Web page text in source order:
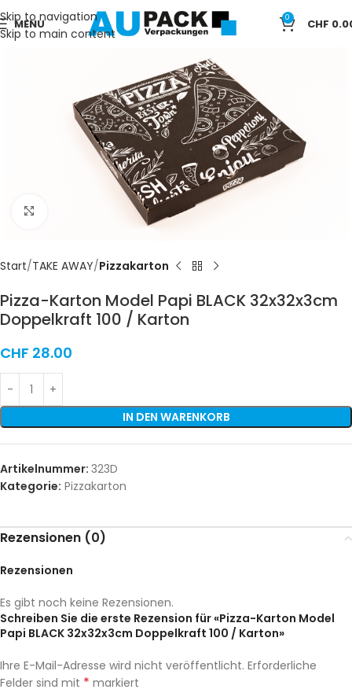
Skip to navigation
Skip to main content
MENU 0 CHF
Start TAKE AWAY Pizzakarton
Pizza-Karton Model Papi BLACK 32x32x3cm
Doppelkraft 100 / Karton
CHF 28.00
IN DEN WARENKORB
Artikelnummer: 323D
Kategorie: Pizzakarton
Rezensionen (0)
Rezensionen
Es gibt noch keine Rezensionen.
Schreiben Sie die erste Rezension für «Pizza-Karton Model
Papi BLACK 32x32x3cm Doppelkraft 100 / Karton»
Ihre E-Mail-Adresse wird nicht veröffentlicht. Erforderliche
Felder sind mit * markiert